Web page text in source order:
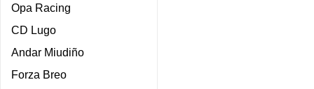
Opa Racing
CD Lugo
Andar Miudiño
Forza Breo